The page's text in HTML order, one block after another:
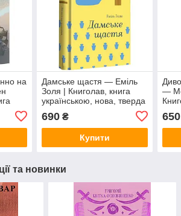
на
Дамське щастя — Еміль
Золя | Книголав, книга
українською, нова, тверда
690₴
Купити
—
650
та новинки